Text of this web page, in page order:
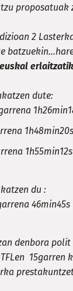
proposatuak
2
euskal erlaitzatik
dute:
1h48min20s
1h55min12s
du :
46min45s
denbora